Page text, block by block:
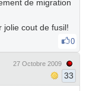
de migration
jolie cout de fusil!
0
27 Octobre 2009
33